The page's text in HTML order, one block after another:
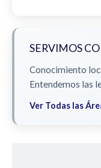
SERVIMOS
Conocimiento
Entendemos las
Ver Todas las